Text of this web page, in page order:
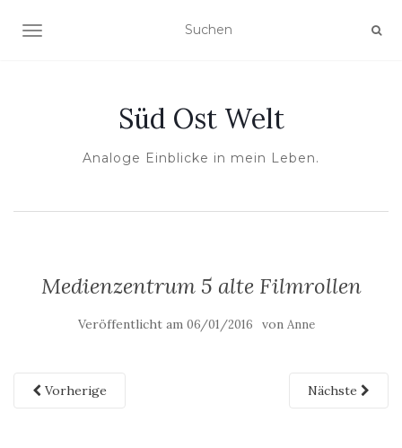
NAVIGATION UMSCHALTEN
Süd Ost Welt
Analoge Einblicke in mein Leben.
Medienzentrum 5 alte Filmrollen
Veröffentlicht am 06/01/2016 von Anne
Vorherige Nächste